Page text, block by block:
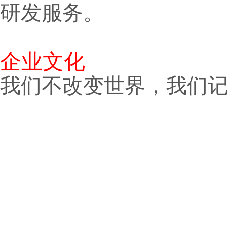
研发服务。
企业文化
我们不改变世界，我们